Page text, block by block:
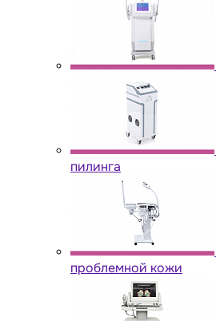
пилинга
проблемной кожи